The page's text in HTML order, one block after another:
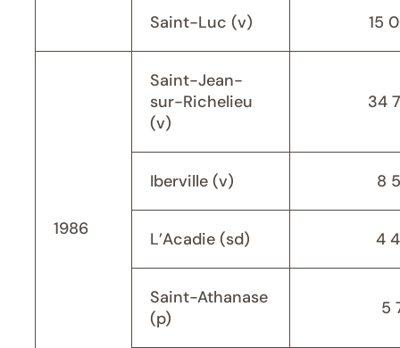
Saint-Luc (v) 15
1986
Saint-Jean-
sur-Richelieu
(v)
34
Iberville (v) 8
L’Acadie (sd) 4
Saint-Athanase
(p)
5